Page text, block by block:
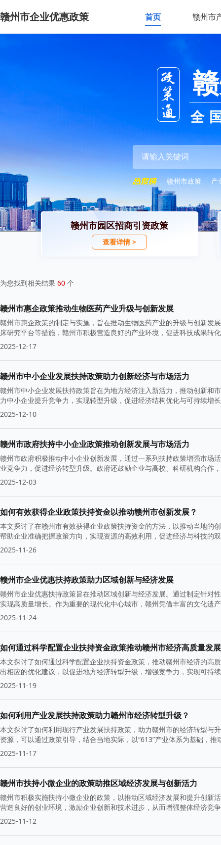
赣州市企业优惠政策 首页 赣州市
全
赣州市政策 产
赣州市园区招商引资政策
查看详情 >
为您找到相关结果 60 个
赣州市惠企政策推动生物医药产业升级与创新发展
赣州市惠企政策的制定与实施，旨在推动生物医药产业的升级与创新发
床研究平台等措施，赣州市积极营造良好的产业环境，促进科技成果转
2025-12-17
赣州市中小企业发展扶持政策助力创新经济与市场活力
赣州市中小企业发展扶持政策旨在为地方经济注入新活力，推动创新和
力中小企业提升竞争力，实现转型升级，促进经济结构优化与可持续增
2025-12-10
赣州市政府扶持中小企业政策推动创新发展与市场活力
赣州市政府积极推动中小企业创新发展，通过一系列扶持政策增强市场
业竞争力，促进经济转型升级。政府还鼓励企业与高校、科研机构合作
2025-12-03
如何有效获得企业政策扶持资金以推动赣州市创新发展？
本文探讨了在赣州市有效获得企业政策扶持资金的方法，以推动当地的
帮助企业准确把握政策方向，实现资源的高效利用，促进经济与科技的
2025-11-26
赣州市企业优惠扶持政策助力区域创新与经济发展
赣州市企业优惠扶持政策旨在推动区域创新与经济发展。通过制定针对
实现高质量增长。作为重要的现代化中心城市，赣州凭借丰富的文化遗
2025-11-24
如何通过科学配置企业扶持资金政策推动赣州市经济高质量发
本文探讨了如何通过科学配置企业扶持资金政策，推动赣州市经济的高
出相应的优化建议，以促进地方经济转型升级，增强竞争力，实现可持
2025-11-19
如何利用产业发展扶持政策助力赣州市经济转型升级？
本文探讨了如何利用现行产业发展扶持政策，助力赣州市的经济转型与
资源，可以通过政策引导，结合当地实际，以“613”产业体系为基础，
2025-11-17
赣州市扶持小微企业的政策助推区域经济发展与创新活力
赣州市积极实施扶持小微企业的政策，以推动区域经济发展和提升创新
营造良好的创业环境，激励企业创新和技术进步，从而增强整体经济竞
2025-11-12